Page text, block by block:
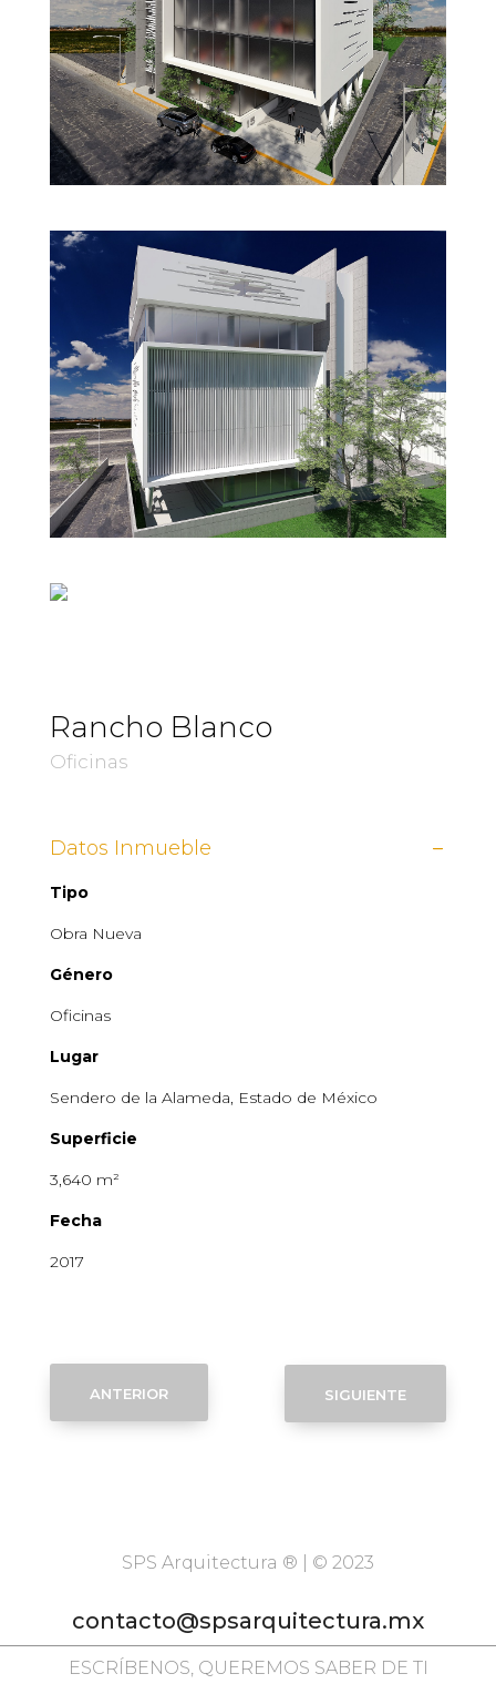
Rancho Blanco
Oficinas
Datos Inmueble
Tipo
Obra Nueva
Género
Oficinas
Lugar
Sendero de la Alameda, Estado de México
Superficie
3,640 m²
Fecha
2017
anterior siguiente
SPS Arquitectura ® | © 2023
contacto@spsarquitectura.mx
ESCRÍBENOS, QUEREMOS SABER DE TI